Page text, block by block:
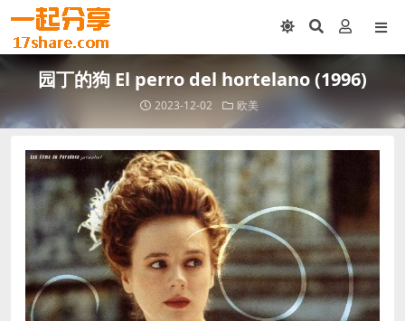
园丁的狗 El perro del hortelano (1996)
2023-12-02 欧美